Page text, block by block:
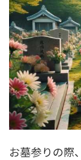
お墓参りの際